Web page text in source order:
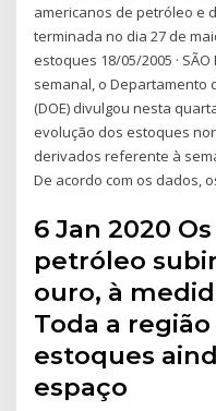
americanos de petróleo e
terminada no dia 27 de
estoques 18/05/2005 ·
semanal, o Departamento
(DOE) divulgou nesta
evolução dos estoques
derivados referente à
De acordo com os dados,
6 Jan 2020
petróleo
ouro, à
Toda a
estoques
espaço